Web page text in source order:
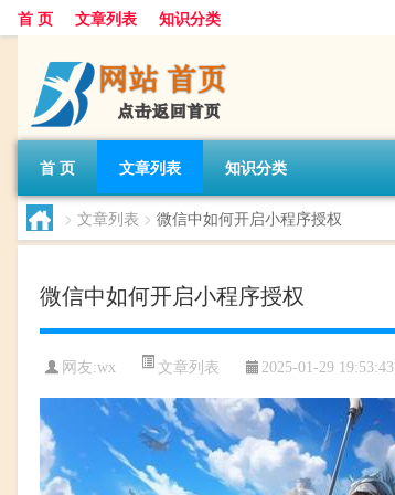
首 页 文章列表 知识分类
首 页 文章列表 知识分类
> 文章列表 > 微信中如何开启小程序授权
微信中如何开启小程序授权
网友:wx 文章列表 2025-01-29 19:53:43